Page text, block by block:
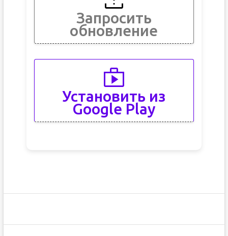
Запросить
обновление
Установить из
Google Play